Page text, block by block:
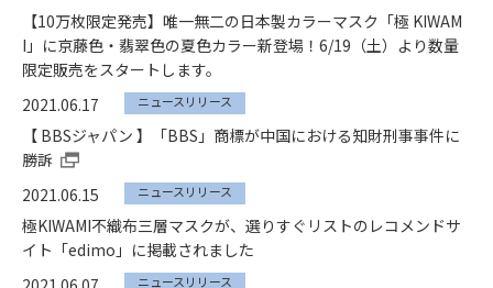
【10万枚限定発売】唯一無二の日本製カラーマスク「極 KIWAM
I」に京藤色・翡翠色の夏色カラー新登場！6/19（土）より数量
限定販売をスタートします。
2021.06.17
ニュースリリース
【 BBSジャパン 】「BBS」商標が中国における知財刑事事件に
勝訴
2021.06.15
ニュースリリース
極KIWAMI不織布三層マスクが、選りすぐリストのレコメンドサ
イト「edimo」に掲載されました
ニュースリリース